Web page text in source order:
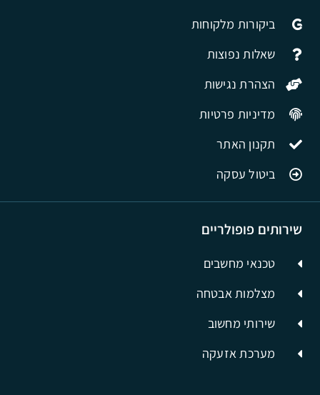
שירותים פופולריים
טכנאי מחשבים
מצלמות אבטחה
שירותי מחשוב
מערכת אזעקה
ביקורות מלקוחות
שאלות נפוצות
הצהרת נגישות
מדיניות פרטיות
תקנון האתר
ביטול עסקה